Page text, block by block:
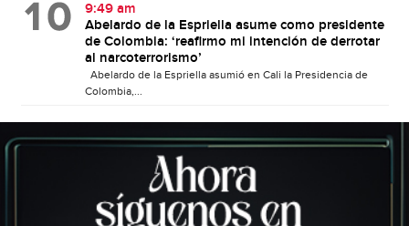
9:49 am
Abelardo de la Espriella asume como presidente
de Colombia: ‘reafirmo mi intención de derrotar
al narcoterrorismo’
Abelardo de la Espriella asumió en Cali la Presidencia de
Colombia,...